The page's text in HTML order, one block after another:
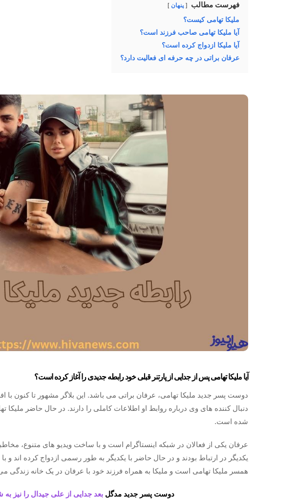
فهرست مطالب پنهان
ملیکا تهامی کیست؟
آیا ملیکا تهامی صاحب فرزند است؟
آیا ملیکا ازدواج کرده است؟
عرفان براتی در چه حرفه ای فعالیت دارد؟
آیا ملیکا تهامی پس از جدایی از پارتنر قبلی خود رابطه جدیدی را آغاز کرده است؟
دوست پسر جدید ملیکا تهامی، عرفان براتی می باشد. این بلاگر مشهور تا کنون با
دنبال کننده های وی درباره روابط او اطلاعات کاملی را دارند. در حال حاضر ملیکا
شده است.
عرفان یکی از فعالان در شبکه اینستاگرام است و با ساخت ویدیو های متنوع،
یکدیگر در ارتباط بودند و در حال حاضر با یکدیگر به طور رسمی ازدواج کرده اند و
همسر ملیکا تهامی است و ملیکا به همراه فرزند خود با عرفان در یک خانه زندگی
دوست پسر جدید مدگل بعد جدایی از علی جیدال را نیز